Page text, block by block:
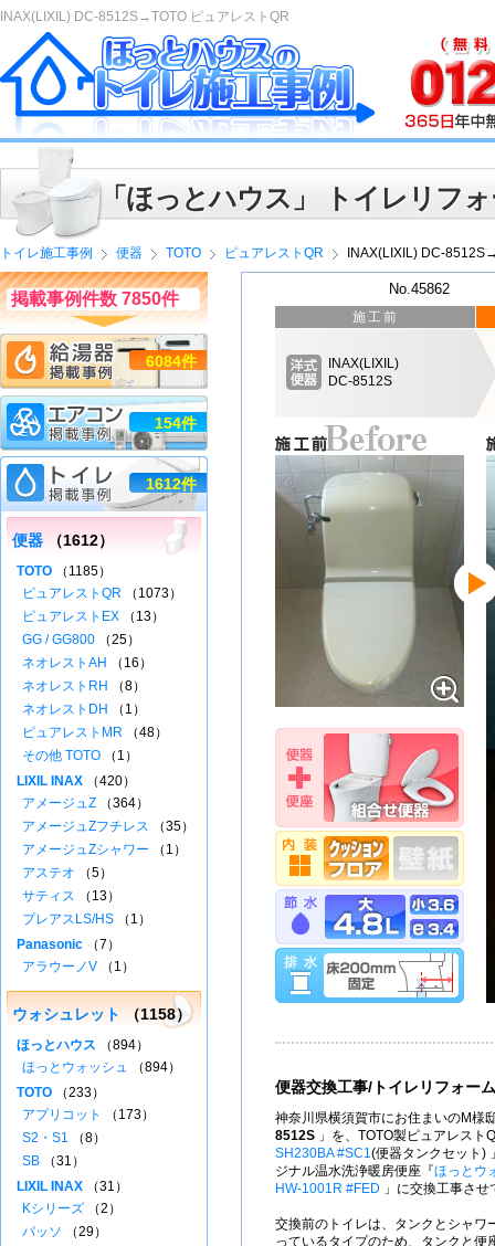
INAX(LIXIL) DC-8512S→TOTO ピュアレストQR
「ほっとハウス」 トイレリフ
トイレ施工事例 便器 TOTO ピュアレストQR INAX(LIXIL) DC-
No.45862
施工前
INAX(LIXIL)
DC-8512S
便器交換工事/トイレリフォーム
神奈川県横須賀市にお住まいのM様
8512S 」を、TOTO製ピュアレスト
SH230BA #SC1(便器タンクセット)
ジナル温水洗浄暖房便座『ほっとウ
HW-1001R #FED 」に交換工事さ
交換前のトイレは、タンクとシャワ
っているタイプのため、タンクと便
掲載事例件数 7850件
6084件
154件
1612件
便器 （1612）
TOTO （1185）
ピュアレストQR （1073）
ピュアレストEX （13）
GG / GG800 （25）
ネオレストAH
（16）
ネオレストRH
（8）
ネオレストDH
（1）
ピュアレストMR （48）
その他 TOTO （1）
LIXIL INAX （420）
アメージュZ （364）
アメージュZフチレス （35）
アメージュZシャワー （1）
アステオ （5）
サティス （13）
プレアスLS/HS （1）
Panasonic （7）
アラウーノV （1）
ウォシュレット （1158）
ほっとハウス （894）
ほっとウォッシュ （894）
TOTO （233）
アプリコット
（173）
S2・S1 （8）
SB （31）
LIXIL INAX （31）
Kシリーズ （2）
パッソ （29）